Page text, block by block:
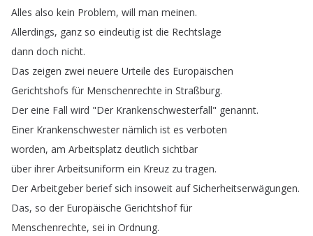
Alles also kein Problem, will man meinen.
Allerdings, ganz so eindeutig ist die Rechtslage
dann doch nicht.
Das zeigen zwei neuere Urteile des Europäischen
Gerichtshofs für Menschenrechte in Straßburg.
Der eine Fall wird "Der Krankenschwesterfall" genannt.
Einer Krankenschwester nämlich ist es verboten
worden, am Arbeitsplatz deutlich sichtbar
über ihrer Arbeitsuniform ein Kreuz zu tragen.
Der Arbeitgeber berief sich insoweit auf Sicherheitserwägungen.
Das, so der Europäische Gerichtshof für
Menschenrechte, sei in Ordnung.